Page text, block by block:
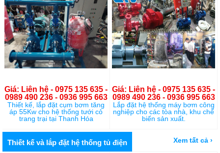
Giá: Liên hệ - 0975 135 635 -
0989 490 236 - 0936 995 663
Thiết kế, lắp đặt cụm bơm tăng
áp 55Kw cho hệ thống tưới cỏ
trang trại tại Thanh Hóa
Giá: Liên hệ - 0975 135 635 -
0989 490 236 - 0936 995 663
Lắp đặt hệ thống máy bơm công
nghiệp cho các tòa nhà, khu chế
biến sản xuất.
Thiết kế và lắp đặt hệ thống tủ điện Xem tất cả ›